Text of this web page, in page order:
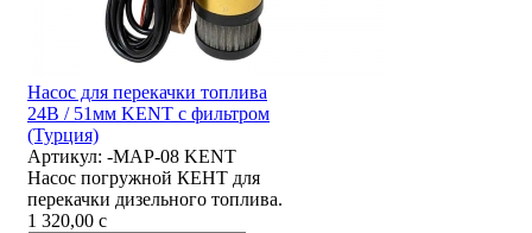
Насос для перекачки топлива
24В / 51мм KENT с фильтром
(Турция)
Артикул: -MAP-08 KENT
Насос погружной КЕНТ для
перекачки дизельного топлива.
1 320,00 c